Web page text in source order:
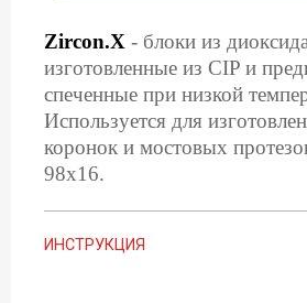
Zircon.X - блоки из
изготовленные из CIP и
спеченные при низкой
Используется для
коронок и мостовых
98х16.
ИНСТРУКЦИЯ